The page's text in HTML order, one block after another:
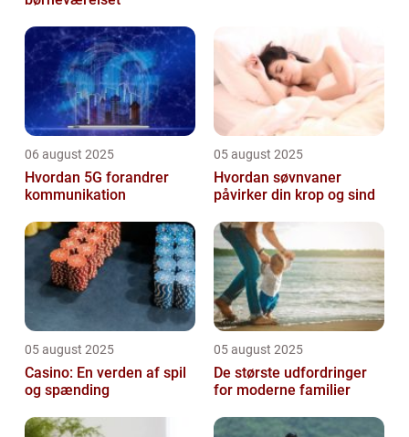
06 august 2025
Hvordan 5G forandrer
kommunikation
05 august 2025
Hvordan søvnvaner
påvirker din krop og sind
05 august 2025
Casino: En verden af spil
og spænding
05 august 2025
De største udfordringer
for moderne familier